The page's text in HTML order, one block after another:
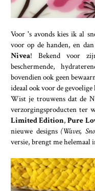
Voor 's avonds kies ik al
voor op de handen, en
Nivea! Bekend voor
beschermende,
bovendien ook geen
ideaal ook voor de gevoelige
Wist je trouwens dat de
verzorgingsproducten ter
Limited Edition,Pure
nieuwe designs(Waves,
versie, brengt me helemaal